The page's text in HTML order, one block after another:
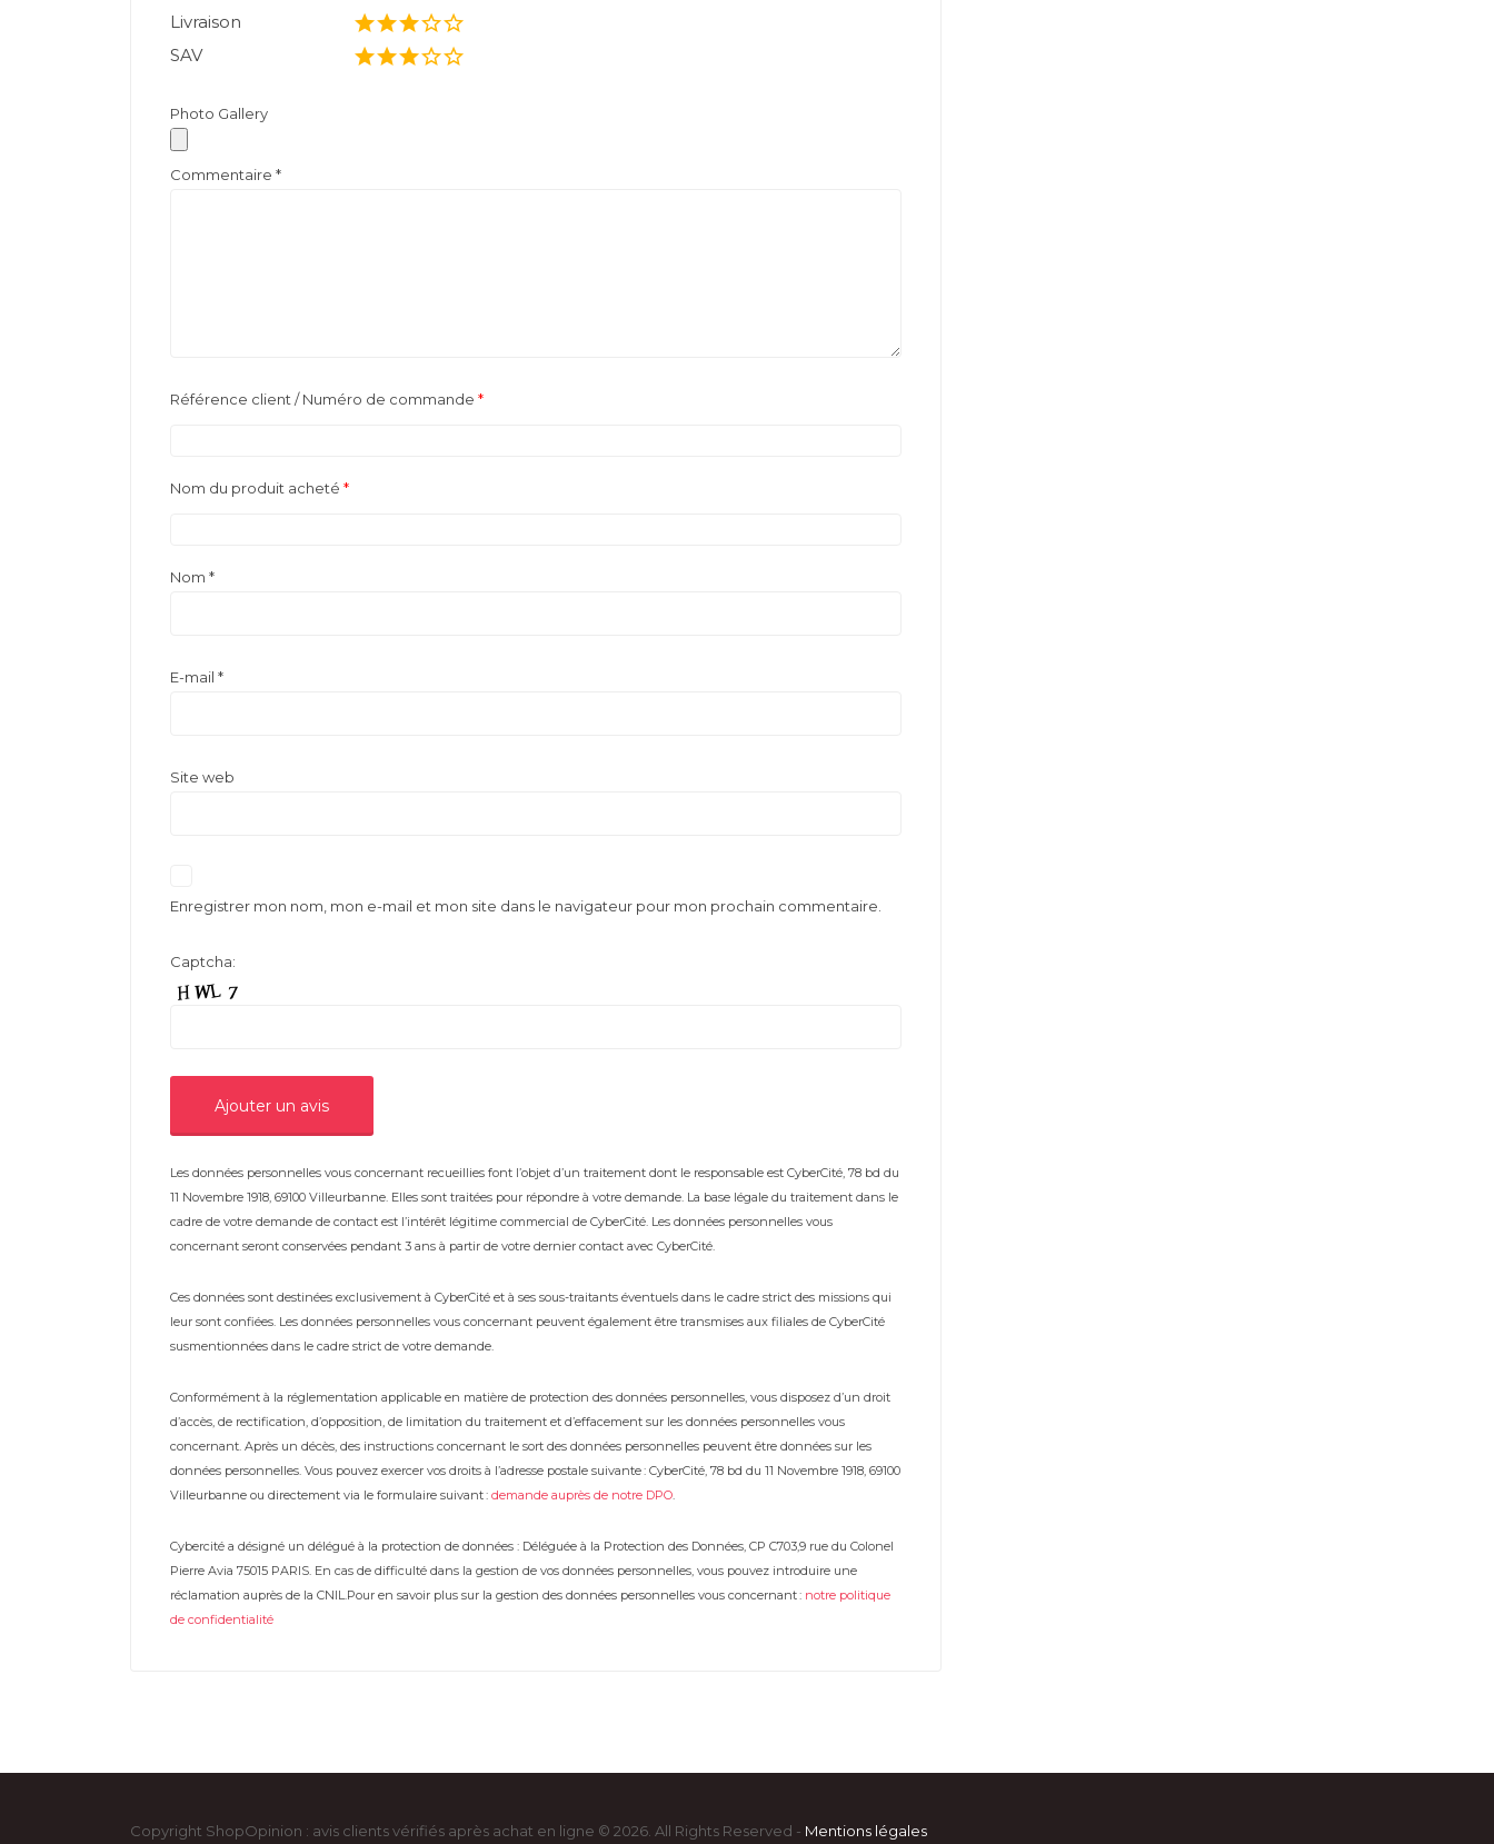
Livraison
SAV
Photo Gallery
Commentaire *
Référence client / Numéro de commande *
Nom du produit acheté *
Nom *
E-mail *
Site web
Enregistrer mon nom, mon e-mail et mon site dans le navigateur pour mon prochain commentaire.
Captcha:
Les données personnelles vous concernant recueillies font l’objet d’un traitement dont le responsable est CyberCité, 78 bd du
11 Novembre 1918, 69100 Villeurbanne. Elles sont traitées pour répondre à votre demande. La base légale du traitement dans le
cadre de votre demande de contact est l’intérêt légitime commercial de CyberCité. Les données personnelles vous
concernant seront conservées pendant 3 ans à partir de votre dernier contact avec CyberCité.
Ces données sont destinées exclusivement à CyberCité et à ses sous-traitants éventuels dans le cadre strict des missions qui
leur sont confiées. Les données personnelles vous concernant peuvent également être transmises aux filiales de CyberCité
susmentionnées dans le cadre strict de votre demande.
Conformément à la réglementation applicable en matière de protection des données personnelles, vous disposez d’un droit
d’accès, de rectification, d’opposition, de limitation du traitement et d’effacement sur les données personnelles vous
concernant. Après un décès, des instructions concernant le sort des données personnelles peuvent être données sur les
données personnelles. Vous pouvez exercer vos droits à l’adresse postale suivante : CyberCité, 78 bd du 11 Novembre 1918, 69100
Villeurbanne ou directement via le formulaire suivant : demande auprès de notre DPO.
Cybercité a désigné un délégué à la protection de données : Déléguée à la Protection des Données, CP C703,9 rue du Colonel
Pierre Avia 75015 PARIS. En cas de difficulté dans la gestion de vos données personnelles, vous pouvez introduire une
réclamation auprès de la CNIL.Pour en savoir plus sur la gestion des données personnelles vous concernant : notre politique
de confidentialité
Copyright ShopOpinion : avis clients vérifiés après achat en ligne © 2026. All Rights Reserved - Mentions légales